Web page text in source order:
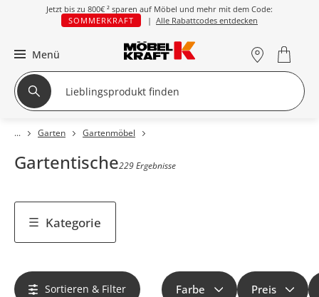
Jetzt bis zu 800€ ² sparen auf Möbel und mehr mit dem Code:
SOMMERKRAFT
| Alle Rabattcodes entdecken
Menü
Garten Gartenmöbel
Gartentische229 Ergebnisse
Kategorie
Sortieren & Filter Farbe Preis